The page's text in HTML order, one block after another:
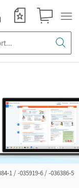
1 / -035919-6 / -036386-5